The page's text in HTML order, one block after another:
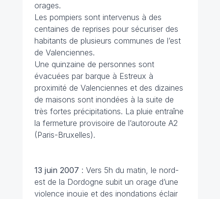
orages.
Les pompiers sont intervenus à des
centaines de reprises pour sécuriser des
habitants de plusieurs communes de l’est
de Valenciennes.
Une quinzaine de personnes sont
évacuées par barque à Estreux à
proximité de Valenciennes et des dizaines
de maisons sont inondées à la suite de
très fortes précipitations. La pluie entraîne
la fermeture provisoire de l’autoroute A2
(Paris-Bruxelles).
13 juin 2007 : Vers 5h du matin, le nord-
est de la Dordogne subit un orage d’une
violence inouïe et des inondations éclair